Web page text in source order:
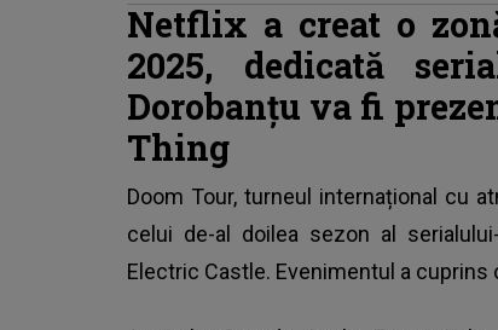
Netflix a creat o
2025, dedicată
Dorobanțu va fi
Thing
Doom Tour, turneul internațional cu
celui de-al doilea sezon al
Electric Castle. Evenimentul a cuprins